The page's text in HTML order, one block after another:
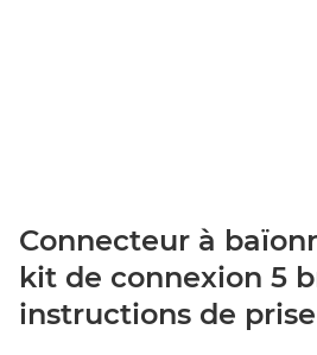
Connecteur à
kit de connexion 5
instructions de prise